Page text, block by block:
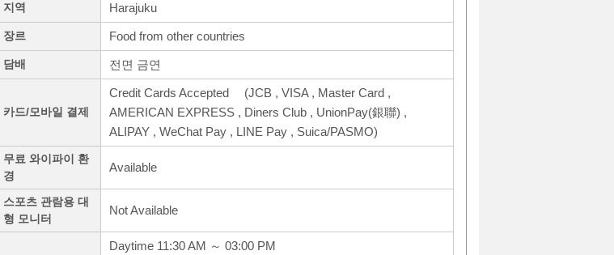
지역 Harajuku
장르 Food from other countries
담배 전면 금연
카드/모바일 결제
Credit Cards Accepted (JCB , VISA , Master Card ,
AMERICAN EXPRESS , Diners Club , UnionPay(銀聯) ,
ALIPAY , WeChat Pay , LINE Pay , Suica/PASMO)
무료 와이파이 환
경
Available
스포츠 관람용 대
형 모니터
Not Available
Daytime 11:30 AM ～ 03:00 PM